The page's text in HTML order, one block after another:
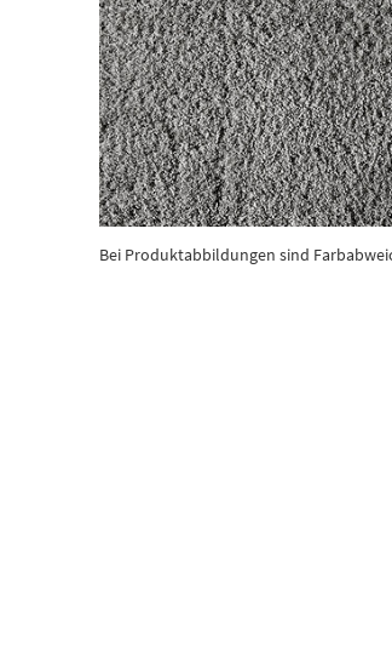
Bei Produktabbildungen sind